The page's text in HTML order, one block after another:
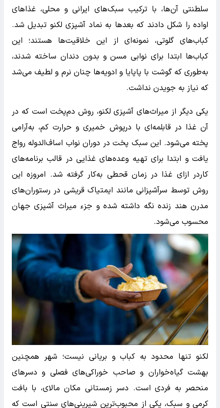
سلطنتی آن‌ها، با ترکیب سبک‌های ایرانی و محلی، غذاهای
اواده را شکل دادند که بعدها به نماد آشپزی لکنو تبدیل شد.
کباب‌های گلوتی، نمونه‌ای از این خلاقیت‌ها هستند؛ این
کباب‌ها ابتدا برای نوابی مسن و بدون دندان ساخته شدند،
به‌طوری که گوشت با پاپایا و ادویه‌ها چنان نرم و لطیف می‌شد
که نیاز به جویدن نداشت.
یکی دیگر از میراث‌های آشپزی لکنو، روش دم‌پخت است که در
آن غذا در قابلمه‌ای با درپوش خمیری و حرارت کم، به‌آرامی
پخته می‌شود. این سبک پخت در دوران نواب اساف‌الدوله رواج
یافت و ابتدا برای تهیه وعده‌های غذایی در قالب برنامه‌های
کاردر ازای غذا در زمان قحطی به‌کار گرفته شد. امروزه این
روش توسط سرآشپزانی مانند ایمتیاک قریشی در رستوران‌های
مدرن هند زنده نگه داشته شده و جزء میراث آشپزی جهان
محسوب می‌شود.
لکنو تنها محدود به کباب و بریانی نیست؛ شهر همچنین
بهشت گیاه‌خواران و صاحب خوراکی‌های فصلی و دسرهای
منحصر به فردی است. دسر زمستانی مکان مالای، با بافت
کرمی و سبک، یکی از محبوب‌ترین شیرینی‌های سنتی است که